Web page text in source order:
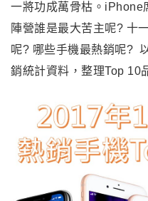
一將功成萬骨枯。iPhone
陣營誰是最大苦主呢? 十
呢? 哪些手機最熱銷呢?
銷統計資料，整理Top 10